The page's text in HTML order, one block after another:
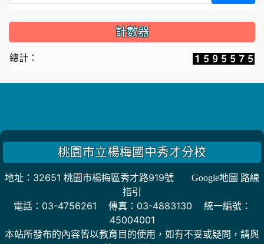
計數器
總計：
桃園市立楊梅國中秀才分校
地址：32651 桃園市楊梅區秀才路919號
Google地圖 路線
指引
電話：03-4756261 傳真：03-4883130 統一編號：
45004001
本站所發布的內容皆以教育目的使用，如有不妥或疑問，請與